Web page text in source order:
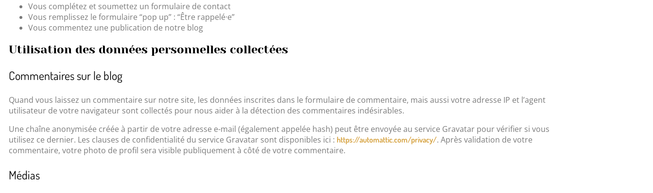
Vous complétez et soumettez un formulaire de contact
Vous remplissez le formulaire “pop up” : “Être rappelé·e”
Vous commentez une publication de notre blog
Utilisation des données personnelles collectées
Commentaires sur le blog
Quand vous laissez un commentaire sur notre site, les données inscrites dans le formulaire de commentaire, mais aussi votre adresse IP et l’agent
utilisateur de votre navigateur sont collectés pour nous aider à la détection des commentaires indésirables.
Une chaîne anonymisée créée à partir de votre adresse e-mail (également appelée hash) peut être envoyée au service Gravatar pour vérifier si vous
utilisez ce dernier. Les clauses de confidentialité du service Gravatar sont disponibles ici : https://automattic.com/privacy/. Après validation de votre
commentaire, votre photo de profil sera visible publiquement à côté de votre commentaire.
Médias